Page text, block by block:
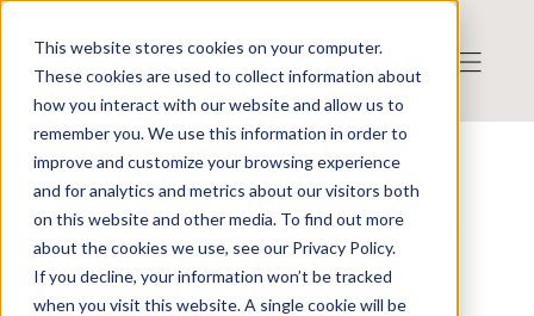
This website stores cookies on your computer.
These cookies are used to collect information about
how you interact with our website and allow us to
remember you. We use this information in order to
improve and customize your browsing experience
and for analytics and metrics about our visitors both
on this website and other media. To find out more
about the cookies we use, see our Privacy Policy.
If you decline, your information won’t be tracked
when you visit this website. A single cookie will be
Press release from Companies
Publicerat: 2025-03-24 08:30:00
Aquaticus Real Estate AB (publ):
Kallelse till årsstämma 2025 i
Aquaticus Real Estate AB (publ)